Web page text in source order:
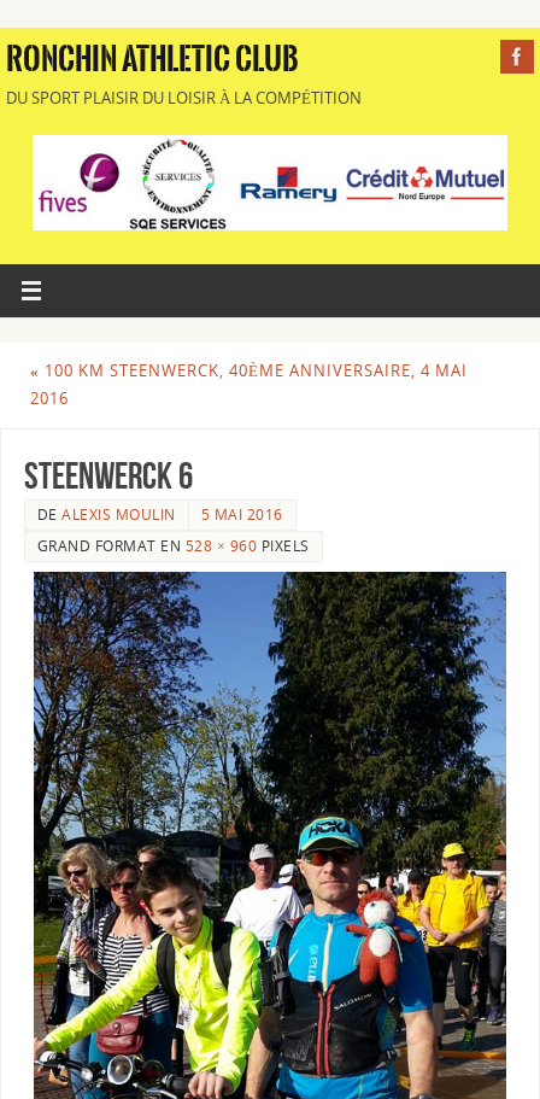
RONCHIN ATHLETIC CLUB
DU SPORT PLAISIR DU LOISIR À LA COMPÉTITION
« 100 KM STEENWERCK, 40ÈME ANNIVERSAIRE, 4 MAI
2016
steenwerck 6
DEALEXIS MOULIN
5 MAI 2016
GRAND FORMAT EN 528 × 960 PIXELS